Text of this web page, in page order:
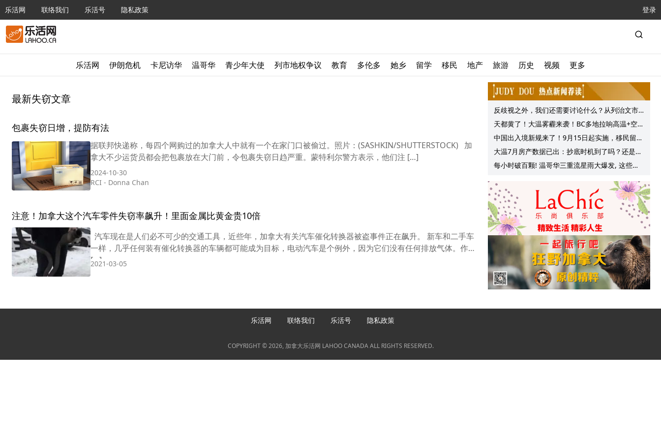
乐活网 联络我们 乐活号 隐私政策 登录
乐活网 伊朗危机 卡尼访华 温哥华 青少年大使 列市地权争议 教育 多伦多 她乡 留学 移民 地产 旅游 历史 视频 更多
最新失窃文章
包裹失窃日增，提防有法
据联邦快递称，每四个网购过的加拿大人中就有一个在家门口被偷过。照片：(SASHKIN/SHUTTERSTOCK) 加
拿大不少运货员都会把包裹放在大门前，令包裹失窃日趋严重。蒙特利尔警方表示，他们注 […]
2024-10-30
RCI - Donna Chan
注意！加拿大这个汽车零件失窃率飙升！里面金属比黄金贵10倍
汽车现在是人们必不可少的交通工具，近些年，加拿大有关汽车催化转换器被盗事件正在飙升。 新车和二手车
一样，几乎任何装有催化转换器的车辆都可能成为目标，电动汽车是个例外，因为它们没有任何排放气体。作为
[…]
2021-03-05
反歧视之外，我们还需要讨论什么？从列治文市
议会一项动议谈起
天都黄了！大温雾霾来袭！BC多地拉响高温+空气
质量预警 最高可达35°C！
中国出入境新规来了！9月15日起实施，移民留学
中介迎来最强监管！
大温7月房产数据已出：抄底时机到了吗？还是再
等等？他们这么建议的
每小时破百颗! 温哥华三重流星雨大爆发, 这些最
乐活网 联络我们 乐活号 隐私政策
COPYRIGHT © 2026, 加拿大乐活网 LAHOO CANADA ALL RIGHTS RESERVED.